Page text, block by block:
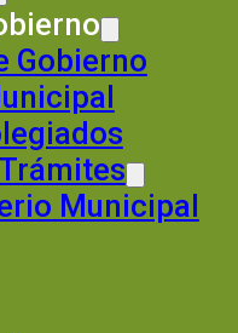
Gobierno
Municipal